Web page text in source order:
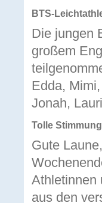
BTS-
Die jungen
großem
Edda,
Jonah,
Tolle
Gute
Athletinnen
aus den